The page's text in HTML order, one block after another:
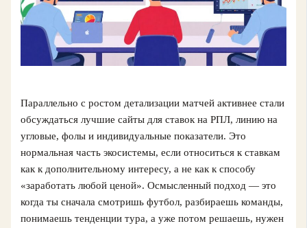
Параллельно с ростом детализации матчей активнее стали
обсуждаться лучшие сайты для ставок на РПЛ, линию на
угловые, фолы и индивидуальные показатели. Это
нормальная часть экосистемы, если относиться к ставкам
как к дополнительному интересу, а не как к способу
«заработать любой ценой». Осмысленный подход — это
когда ты сначала смотришь футбол, разбираешь команды,
понимаешь тенденции тура, а уже потом решаешь, нужен